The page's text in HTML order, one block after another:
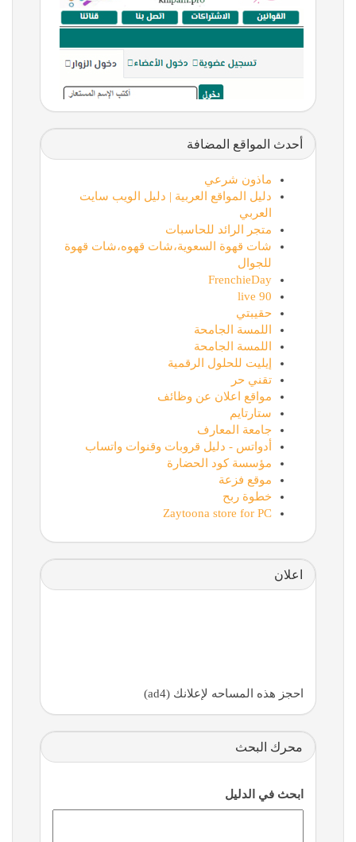
أحدث المواقع المضافة
ماذون شرعي
دليل المواقع العربية | دليل الويب سايت
العربي
متجر الرائد للحاسبات
شات قهوة السعوية،شات قهوه،شات قهوة
للجوال
FrenchieDay
90 live
حقيبتي
اللمسة الجامحة
اللمسة الجامحة
إيليت للحلول الرقمية
تقني حر
مواقع اعلان عن وظائف
ستارتايم
جامعة المعارف
أدواتس - دليل قروبات وقنوات واتساب
مؤسسة كود الحضارة
موقع فزعة
خطوة ربح
Zaytoona store for PC
اعلان
احجز هذه المساحه لإعلانك (ad4)
محرك البحث
ابحث في الدليل